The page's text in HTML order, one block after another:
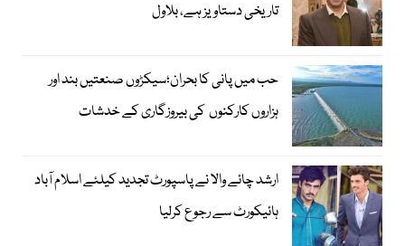
تاریخی دستاویز ہے، بلاول
حب میں پانی کا بحران؛سیکڑوں صنعتیں بند اور
ہزاروں کارکنوں کی بیروزگاری کے خدشات
ارشد چائے والا نے پاسپورٹ تجدید کیلئے اسلام آباد
ہائیکورٹ سے رجوع کرلیا